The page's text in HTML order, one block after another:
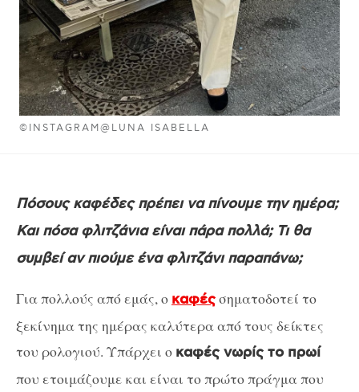
©INSTAGRAM@LUNA ISABELLA
Πόσους καφέδες πρέπει να πίνουμε την ημέρα;
Και πόσα φλιτζάνια είναι πάρα πολλά; Τι θα
συμβεί αν πιούμε ένα φλιτζάνι παραπάνω;
Για πολλούς από εμάς, ο καφέςσηματοδοτεί το
ξεκίνημα της ημέρας καλύτερα από τους δείκτες
του ρολογιού. Υπάρχει ο καφές νωρίς το πρωί
που ετοιμάζουμε και είναι το πρώτο πράγμα που